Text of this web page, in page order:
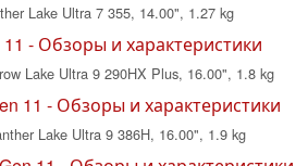
Lake Ultra 7 355, 14.00", 1.27 kg
11 - Обзоры и характеристики
Lake Ultra 9 290HX Plus, 16.00", 1.8 kg
11 - Обзоры и характеристики
Lake Ultra 9 386H, 16.00", 1.9 kg